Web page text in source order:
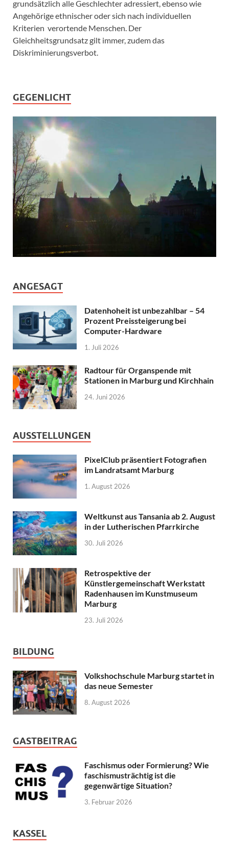
grundsätzlich alle Geschlechter adressiert, ebenso wie
Angehörige ethnischer oder sich nach individuellen
Kriterien verortende Menschen. Der
Gleichheitsgrundsatz gilt immer, zudem das
Diskriminierungsverbot.
GEGENLICHT
ANGESAGT
Datenhoheit ist unbezahlbar – 54
Prozent Preissteigerung bei
Computer-Hardware
1. Juli 2026
Radtour für Organspende mit
Stationen in Marburg und Kirchhain
24. Juni 2026
AUSSTELLUNGEN
PixelClub präsentiert Fotografien
im Landratsamt Marburg
1. August 2026
Weltkunst aus Tansania ab 2. August
in der Lutherischen Pfarrkirche
30. Juli 2026
Retrospektive der
Künstlergemeinschaft Werkstatt
Radenhausen im Kunstmuseum
Marburg
23. Juli 2026
BILDUNG
Volkshochschule Marburg startet in
das neue Semester
8. August 2026
GASTBEITRAG
Faschismus oder Formierung? Wie
faschismusträchtig ist die
gegenwärtige Situation?
3. Februar 2026
KASSEL